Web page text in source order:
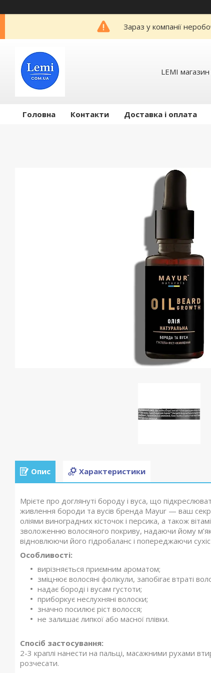
Зараз у компанії
LEMI
Головна Контакти Доставка і оплата
Опис Характеристики
Мрієте про доглянуті бороду і вуса, що
живлення бороди та вусів бренда Mayur — ваш
оліями виноградних кісточок і персика, а також
зволоженню волосяного покриву, надаючи йому
відновлюючи його гідробаланс і попереджаючи
Особливості:
вирізняється приємним ароматом;
зміцнює волосяні фолікули, запобігає втраті
надає бороді і вусам густоти;
приборкує неслухняні волоски;
значно посилює ріст волосся;
не залишає липкої або масної плівки.
Спосіб застосування:
2-3 краплі нанести на пальці, масажними рухами
розчесати.